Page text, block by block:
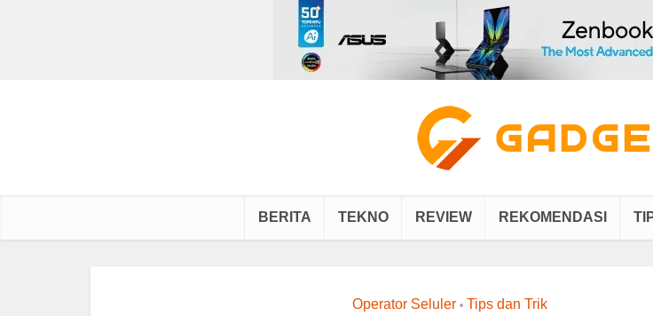
BERITA TEKNO REVIEW REKOMENDASI
Operator Seluler • Tips dan Trik